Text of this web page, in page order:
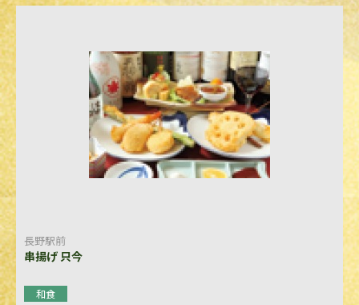
長野駅前
串揚げ 只今
和食